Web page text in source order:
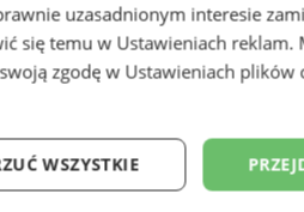
uzasadnionym interesie
się temu w Ustawieniach reklam.
zgodę w Ustawieniach plików
WSZYSTKIE